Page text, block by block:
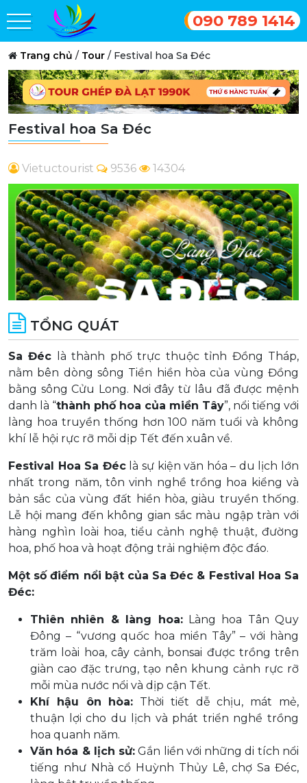
090 789 1414
Trang chủ / Tour / Festival hoa Sa Đéc
Festival hoa Sa Đéc
Vietuctourist 9536 14304
TỔNG QUÁT
Sa Đéc là thành phố trực thuộc tỉnh Đồng Tháp,
nằm bên dòng sông Tiền hiền hòa của vùng Đồng
bằng sông Cửu Long. Nơi đây từ lâu đã được mệnh
danh là “thành phố hoa của miền Tây”, nổi tiếng với
làng hoa truyền thống hơn 100 năm tuổi và không
khí lễ hội rực rỡ mỗi dịp Tết đến xuân về.
Festival Hoa Sa Đéclà sự kiện văn hóa – du lịch lớn
nhất trong năm, tôn vinh nghề trồng hoa kiểng và
bản sắc của vùng đất hiền hòa, giàu truyền thống.
Lễ hội mang đến không gian sắc màu ngập tràn với
hàng nghìn loài hoa, tiểu cảnh nghệ thuật, đường
hoa, phố hoa và hoạt động trải nghiệm độc đáo.
Một số điểm nổi bật của Sa Đéc & Festival Hoa Sa
Đéc:
Thiên nhiên & làng hoa:Làng hoa Tân Quy
Đông – “vương quốc hoa miền Tây” – với hàng
trăm loài hoa, cây cảnh, bonsai được trồng trên
giàn cao đặc trưng, tạo nên khung cảnh rực rỡ
mỗi mùa nước nổi và dịp cận Tết.
Khí hậu ôn hòa: Thời tiết dễ chịu, mát mẻ,
thuận lợi cho du lịch và phát triển nghề trồng
hoa quanh năm.
Văn hóa & lịch sử: Gắn liền với những di tích nổi
tiếng như Nhà cổ Huỳnh Thủy Lê, chợ Sa Đéc,